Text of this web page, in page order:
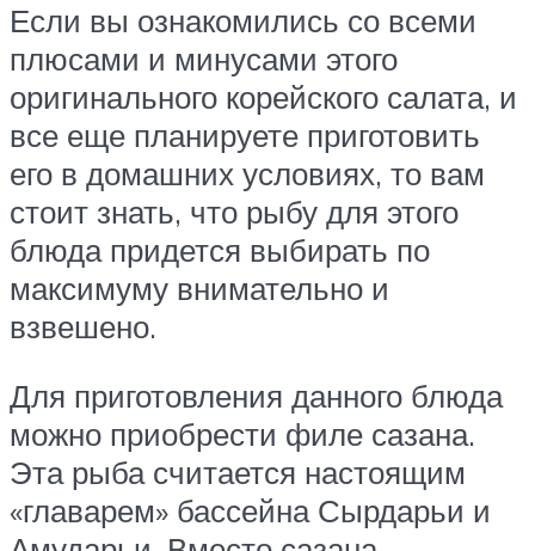
Если вы ознакомились со всеми
плюсами и минусами этого
оригинального корейского салата, и
все еще планируете приготовить
его в домашних условиях, то вам
стоит знать, что рыбу для этого
блюда придется выбирать по
максимуму внимательно и
взвешено.
Для приготовления данного блюда
можно приобрести филе сазана.
Эта рыба считается настоящим
«главарем» бассейна Сырдарьи и